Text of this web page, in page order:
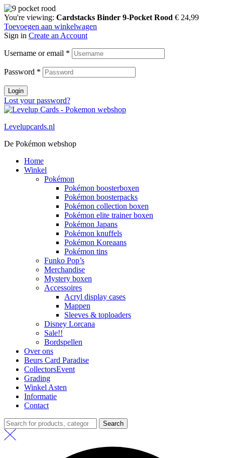
You're viewing: Cardstacks Binder 9-Pocket Rood € 24,99
Toevoegen aan winkelwagen
Sign in Create an Account
Username or email *
Password *
Login
Lost your password?
Levelupcards.nl
De Pokémon webshop
Home
Winkel
Pokémon
Pokémon boosterboxen
Pokémon boosterpacks
Pokémon collection boxen
Pokémon elite trainer boxen
Pokémon Japans
Pokémon knuffels
Pokémon Koreaans
Pokémon tins
Funko Pop’s
Merchandise
Mystery boxen
Accessoires
Acryl display cases
Mappen
Sleeves & toploaders
Disney Lorcana
Sale!!
Bordspellen
Over ons
Beurs Card Paradise
CollectorsEvent
Grading
Winkel Asten
Informatie
Contact
Search